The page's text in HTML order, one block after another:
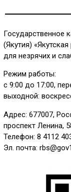
Государственное
(Якутия)
для незрячих и
Режим работы:
с 9:00 до 17:00,
выходной:
Адрес: 677007,
проспект Ленина,
Телефон: 8 4112
Эл. почта: